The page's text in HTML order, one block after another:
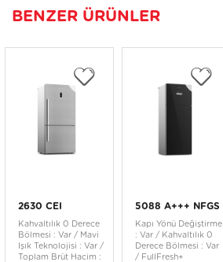
BENZER ÜRÜNLER
2630 CEI
Kahvaltılık 0 Derece
Bölmesi : Var / Mavi
Işık Teknolojisi : Var /
Toplam Brüt Hacim :
5088 A+++ NFGS
Kapı Yönü Değiştirme
: Var / Kahvaltılık 0
Derece Bölmesi : Var
/ FullFresh+